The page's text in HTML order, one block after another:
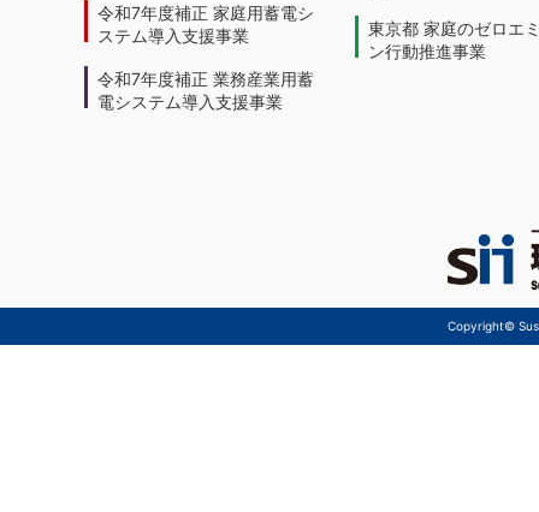
令和7年度補正 家庭用蓄電シ
ステム導入支援事業
令和7年度補正 業務産業用蓄
電システム導入支援事業
東京都 家庭のゼロエ
ン行動推進事業
Copyright©